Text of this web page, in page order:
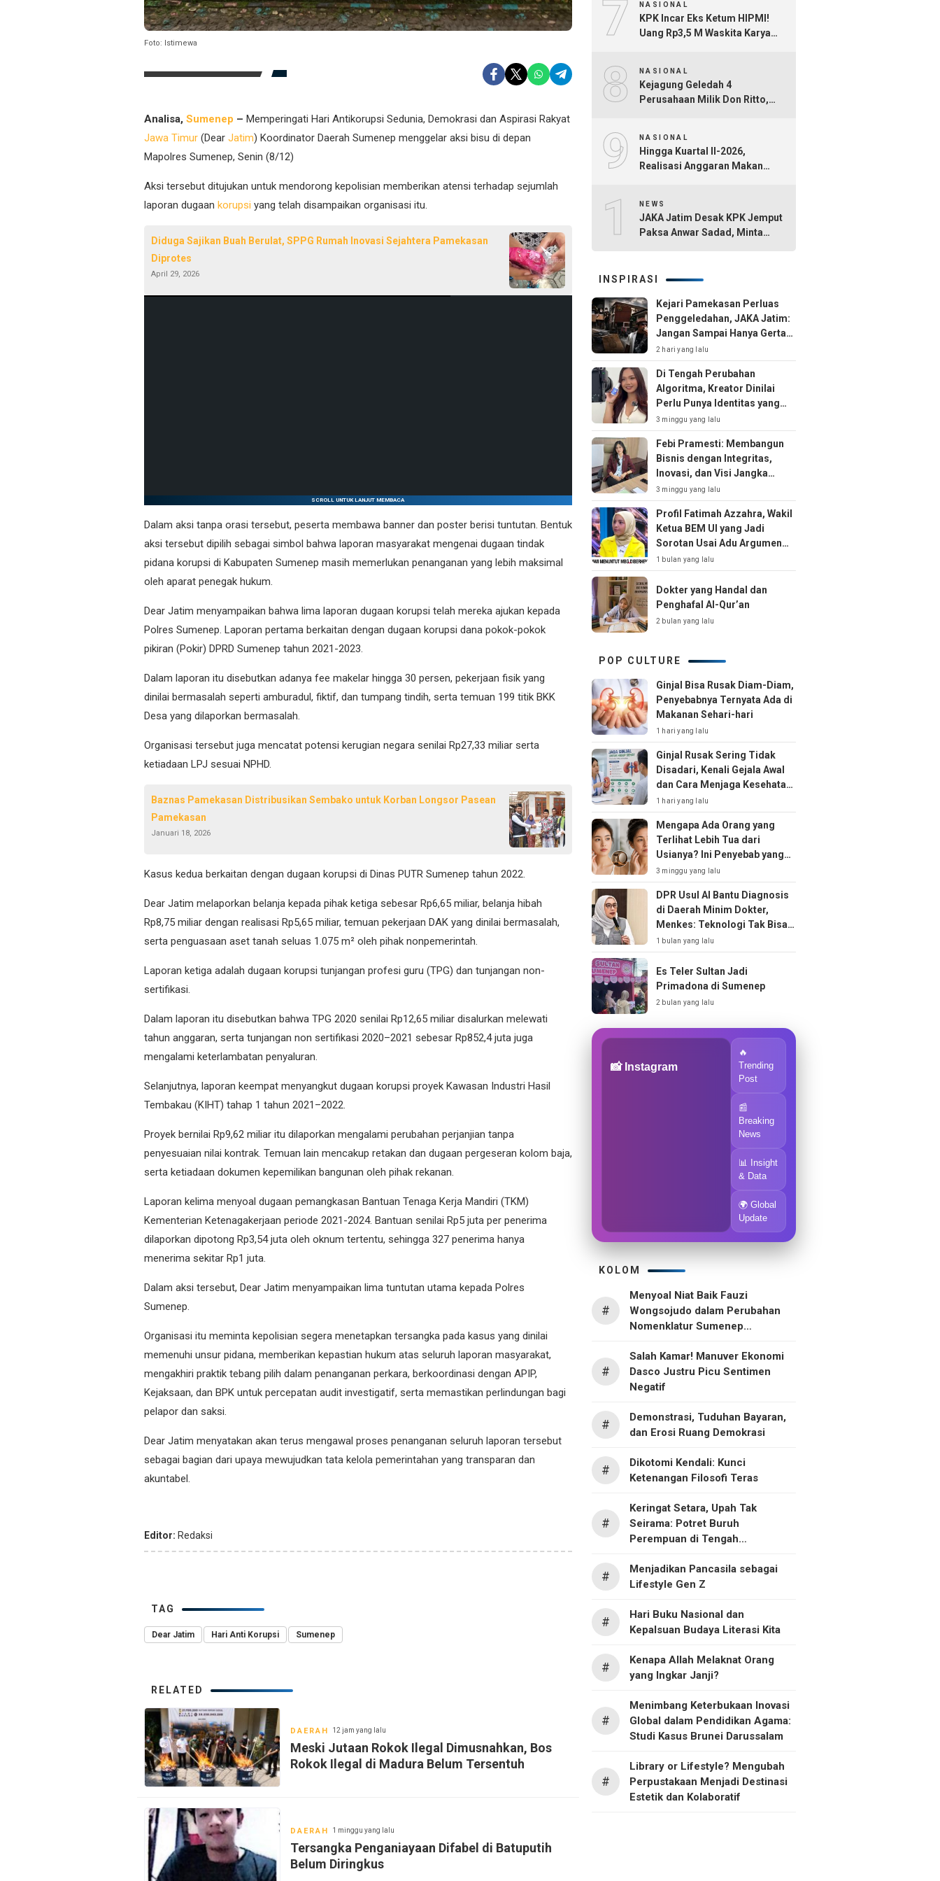
Foto: Istimewa
Analisa, Sumenep – Memperingati Hari Antikorupsi Sedunia, Demokrasi dan Aspirasi Rakyat
Jawa Timur (Dear Jatim) Koordinator Daerah Sumenep menggelar aksi bisu di depan
Mapolres Sumenep, Senin (8/12)
Aksi tersebut ditujukan untuk mendorong kepolisian memberikan atensi terhadap sejumlah
laporan dugaan korupsi yang telah disampaikan organisasi itu.
Diduga Sajikan Buah Berulat, SPPG Rumah Inovasi Sejahtera Pamekasan
Diprotes
April 29, 2026
SCROLL UNTUK LANJUT MEMBACA
Dalam aksi tanpa orasi tersebut, peserta membawa banner dan poster berisi tuntutan. Bentuk
aksi tersebut dipilih sebagai simbol bahwa laporan masyarakat mengenai dugaan tindak
pidana korupsi di Kabupaten Sumenep masih memerlukan penanganan yang lebih maksimal
oleh aparat penegak hukum.
Dear Jatim menyampaikan bahwa lima laporan dugaan korupsi telah mereka ajukan kepada
Polres Sumenep. Laporan pertama berkaitan dengan dugaan korupsi dana pokok-pokok
pikiran (Pokir) DPRD Sumenep tahun 2021-2023.
Dalam laporan itu disebutkan adanya fee makelar hingga 30 persen, pekerjaan fisik yang
dinilai bermasalah seperti amburadul, fiktif, dan tumpang tindih, serta temuan 199 titik BKK
Desa yang dilaporkan bermasalah.
Organisasi tersebut juga mencatat potensi kerugian negara senilai Rp27,33 miliar serta
ketiadaan LPJ sesuai NPHD.
Baznas Pamekasan Distribusikan Sembako untuk Korban Longsor Pasean
Pamekasan
Januari 18, 2026
Kasus kedua berkaitan dengan dugaan korupsi di Dinas PUTR Sumenep tahun 2022.
Dear Jatim melaporkan belanja kepada pihak ketiga sebesar Rp6,65 miliar, belanja hibah
Rp8,75 miliar dengan realisasi Rp5,65 miliar, temuan pekerjaan DAK yang dinilai bermasalah,
serta penguasaan aset tanah seluas 1.075 m² oleh pihak nonpemerintah.
Laporan ketiga adalah dugaan korupsi tunjangan profesi guru (TPG) dan tunjangan non-
sertifikasi.
Dalam laporan itu disebutkan bahwa TPG 2020 senilai Rp12,65 miliar disalurkan melewati
tahun anggaran, serta tunjangan non sertifikasi 2020–2021 sebesar Rp852,4 juta juga
mengalami keterlambatan penyaluran.
Selanjutnya, laporan keempat menyangkut dugaan korupsi proyek Kawasan Industri Hasil
Tembakau (KIHT) tahap 1 tahun 2021–2022.
Proyek bernilai Rp9,62 miliar itu dilaporkan mengalami perubahan perjanjian tanpa
penyesuaian nilai kontrak. Temuan lain mencakup retakan dan dugaan pergeseran kolom baja,
serta ketiadaan dokumen kepemilikan bangunan oleh pihak rekanan.
Laporan kelima menyoal dugaan pemangkasan Bantuan Tenaga Kerja Mandiri (TKM)
Kementerian Ketenagakerjaan periode 2021-2024. Bantuan senilai Rp5 juta per penerima
dilaporkan dipotong Rp3,54 juta oleh oknum tertentu, sehingga 327 penerima hanya
menerima sekitar Rp1 juta.
Dalam aksi tersebut, Dear Jatim menyampaikan lima tuntutan utama kepada Polres
Sumenep.
Organisasi itu meminta kepolisian segera menetapkan tersangka pada kasus yang dinilai
memenuhi unsur pidana, memberikan kepastian hukum atas seluruh laporan masyarakat,
mengakhiri praktik tebang pilih dalam penanganan perkara, berkoordinasi dengan APIP,
Kejaksaan, dan BPK untuk percepatan audit investigatif, serta memastikan perlindungan bagi
pelapor dan saksi.
Dear Jatim menyatakan akan terus mengawal proses penanganan seluruh laporan tersebut
sebagai bagian dari upaya mewujudkan tata kelola pemerintahan yang transparan dan
akuntabel.
Editor: Redaksi
TAG
Dear Jatim Hari Anti Korupsi Sumenep
RELATED
DAERAH 12 jam yang lalu
Meski Jutaan Rokok Ilegal Dimusnahkan, Bos
Rokok Ilegal di Madura Belum Tersentuh
DAERAH 1 minggu yang lalu
Tersangka Penganiayaan Difabel di Batuputih
Belum Diringkus
7 NASIONAL
KPK Incar Eks Ketum HIPMI!
Uang Rp3,5 M Waskita Karya
8 NASIONAL
Kejagung Geledah 4
Perusahaan Milik Don Ritto,
9 NASIONAL
Hingga Kuartal II-2026,
Realisasi Anggaran Makan
10
NEWS
JAKA Jatim Desak KPK Jemput
Paksa Anwar Sadad, Minta
INSPIRASI
Kejari Pamekasan Perluas
Penggeledahan, JAKA Jatim:
Jangan Sampai Hanya Gertak
Sambal!
2 hari yang lalu
Di Tengah Perubahan
Algoritma, Kreator Dinilai
Perlu Punya Identitas yang
Kuat
3 minggu yang lalu
Febi Pramesti: Membangun
Bisnis dengan Integritas,
Inovasi, dan Visi Jangka
Panjang
3 minggu yang lalu
Profil Fatimah Azzahra, Wakil
Ketua BEM UI yang Jadi
Sorotan Usai Adu Argumen
soal MBG
1 bulan yang lalu
Dokter yang Handal dan
Penghafal Al-Qur’an
2 bulan yang lalu
POP CULTURE
Ginjal Bisa Rusak Diam-Diam,
Penyebabnya Ternyata Ada di
Makanan Sehari-hari
1 hari yang lalu
Ginjal Rusak Sering Tidak
Disadari, Kenali Gejala Awal
dan Cara Menjaga Kesehatan
Ginjal Sejak Dini
1 hari yang lalu
Mengapa Ada Orang yang
Terlihat Lebih Tua dari
Usianya? Ini Penyebab yang
Jarang Disadari
3 minggu yang lalu
DPR Usul AI Bantu Diagnosis
di Daerah Minim Dokter,
Menkes: Teknologi Tak Bisa
Gantikan Peran Dokter
1 bulan yang lalu
Es Teler Sultan Jadi
Primadona di Sumenep
2 bulan yang lalu
📸 Instagram
🔥
Trending
Post
📰
Breaking
News
📊 Insight
& Data
🌍 Global
Update
KOLOM
#
Menyoal Niat Baik Fauzi
Wongsojudo dalam Perubahan
Nomenklatur Sumenep
#
Salah Kamar! Manuver Ekonomi
Dasco Justru Picu Sentimen
Negatif
#
Demonstrasi, Tuduhan Bayaran,
dan Erosi Ruang Demokrasi
#
Dikotomi Kendali: Kunci
Ketenangan Filosofi Teras
#
Keringat Setara, Upah Tak
Seirama: Potret Buruh
Perempuan di Tengah
#
Menjadikan Pancasila sebagai
Lifestyle Gen Z
#
Hari Buku Nasional dan
Kepalsuan Budaya Literasi Kita
#
Kenapa Allah Melaknat Orang
yang Ingkar Janji?
#
Menimbang Keterbukaan Inovasi
Global dalam Pendidikan Agama:
Studi Kasus Brunei Darussalam
#
Library or Lifestyle? Mengubah
Perpustakaan Menjadi Destinasi
Estetik dan Kolaboratif